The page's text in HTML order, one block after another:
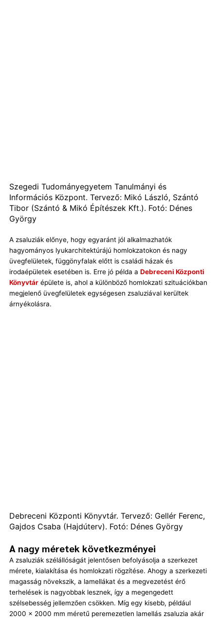
Szegedi Tudományegyetem Tanulmányi és
Információs Központ. Tervező: Mikó László, Szántó
Tibor (Szántó & Mikó Építészek Kft.). Fotó: Dénes
György
A zsaluziák előnye, hogy egyaránt jól alkalmazhatók
hagyományos lyukarchitektúrájú homlokzatokon és nagy
üvegfelületek, függönyfalak előtt is családi házak és
irodaépületek esetében is. Erre jó példa a Debreceni Központi
Könyvtárépülete is, ahol a különböző homlokzati szituációkban
megjelenő üvegfelületek egységesen zsaluziával kerültek
árnyékolásra.
Debreceni Központi Könyvtár. Tervező: Gellér Ferenc,
Gajdos Csaba (Hajdúterv). Fotó: Dénes György
A nagy méretek következményei
A zsaluziák szélállóságát jelentősen befolyásolja a szerkezet
mérete, kialakítása és homlokzati rögzítése. Ahogy a szerkezeti
magasság növekszik, a lamellákat és a megvezetést érő
terhelések is nagyobbak lesznek, így a megengedett
szélsebesség jellemzően csökken. Míg egy kisebb, például
2000 × 2000 mm méretű peremezetlen lamellás zsaluzia akár